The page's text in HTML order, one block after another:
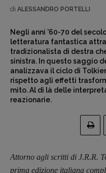
di ALESSANDRO PORTELLI
Negli anni '60-70 del
letteratura fantastica
tradizionalista di destra
sinistra. In questo saggio
analizzava il ciclo di
rispetto agli effetti
mito. Al di là delle
reazionarie.
Attorno agli scritti di J.R.R.
prima edizione italiana